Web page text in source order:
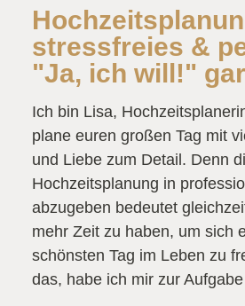
stressfreies &
"Ja, ich will!"
Ich bin Lisa,
plane euren großen Tag mit
und Liebe zum Detail. Denn
Hochzeitsplanung in
abzugeben bedeutet
mehr Zeit zu haben, um sich
schönsten Tag im Leben zu
das, habe ich mir zur